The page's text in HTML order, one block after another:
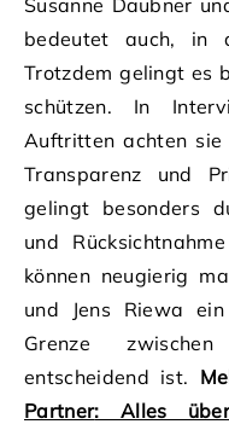
bedeutet auch, in
Trotzdem gelingt es
schützen. In
Auftritten achten
Transparenz und
gelingt besonders
und
können neugierig
und Jens Riewa
Grenze
entscheidend ist.
Partner: Alles